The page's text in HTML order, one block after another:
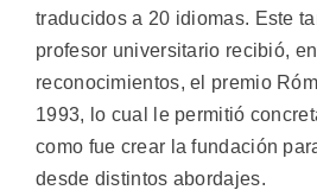
traducidos a 20 idiomas. Este
profesor universitario recibió,
reconocimientos, el premio
1993, lo cual le permitió
como fue crear la fundación
desde distintos abordajes.